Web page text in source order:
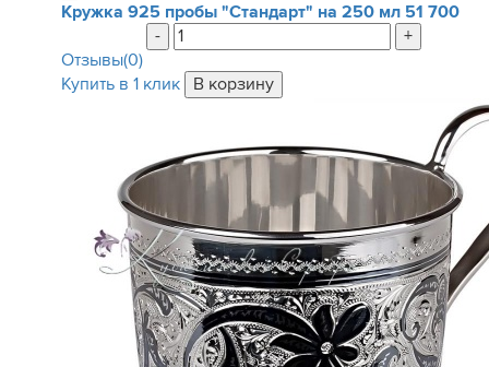
Кружка 925 пробы "Стандарт" на 250 мл 51 700
-
+
Отзывы(0)
Купить в 1 клик